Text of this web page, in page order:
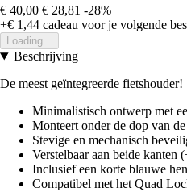
€ 40,00 € 28,81 -28%
+€ 1,44 cadeau voor je volgende
Loading...
Beschrijving
De meest geïntegreerde fietshouder!
Minimalistisch ontwerp met
Monteert onder de dop van
Stevige en mechanisch
Verstelbaar aan beide kanten
Inclusief een korte blauwe
Compatibel met het Quad